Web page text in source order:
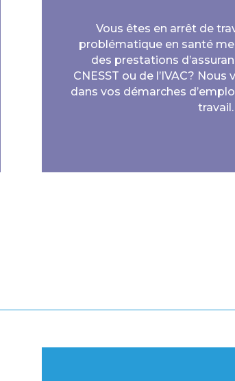
Vous êtes en arrêt de
problématique en santé
des prestations
CNESST ou de l’IVAC?
dans vos démarches
travail.